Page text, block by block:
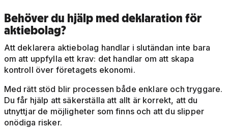
Behöver du hjälp med deklaration för
aktiebolag?
Att deklarera aktiebolag handlar i slutändan inte bara
om att uppfylla ett krav: det handlar om att skapa
kontroll över företagets ekonomi.
Med rätt stöd blir processen både enklare och tryggare.
Du får hjälp att säkerställa att allt är korrekt, att du
utnyttjar de möjligheter som finns och att du slipper
onödiga risker.